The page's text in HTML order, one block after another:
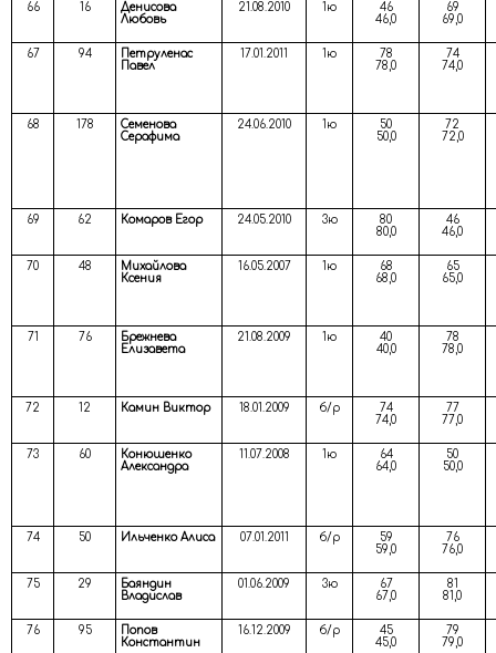
66 16
Денисова
Любовь
21.08.2010 1ю
46
46,0
69
69,0
67 94
Петруленас
Павел
17.01.2011 1ю
78
78,0
74
74,0
68 178
Семенова
Серафима
24.06.2010 1ю
50
50,0
72
72,0
69 62 Комаров Егор 24.05.2010 3ю
80
80,0
46
46,0
70 48
Михайлова
Ксения
16.05.2007 1ю
68
68,0
65
65,0
71 76
Брежнева
Елизавета
21.08.2009 1ю
40
40,0
78
78,0
72 12 Камин Виктор 18.01.2009 б/р
74
74,0
77
77,0
73 60
Конюшенко
Александра
11.07.2008 1ю
64
64,0
50
50,0
74 50 Ильченко Алиса 07.01.2011 б/р
59
59,0
76
76,0
75 29
Баяндин
Владислав
01.06.2009 3ю
67
67,0
81
81,0
76 95
Попов
Константин
16.12.2009 б/р
45
45,0
79
79,0